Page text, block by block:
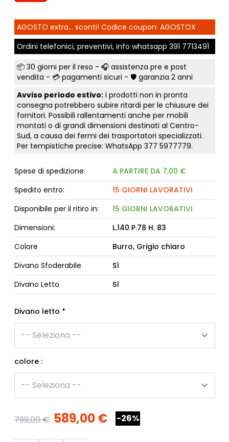
AGOSTO extra... sconti! Codice coupon: AGOSTOX
Ordini telefonici, preventivi, info whatsapp 391 7713491
📦 30 giorni per il reso - 🎧 assistenza pre e post
vendita - 💳 pagamenti sicuri - 🛡️ garanzia 2 anni
Avviso periodo estivo:i prodotti non in pronta
consegna potrebbero subire ritardi per le chiusure dei
fornitori. Possibili rallentamenti anche per mobili
montati o di grandi dimensioni destinati al Centro-
Sud, a causa dei fermi dei trasportatori specializzati.
Per tempistiche precise: WhatsApp 377 5977779.
Spese di spedizione:
A PARTIRE DA 7,00 €
Spedito entro:
15 GIORNI LAVORATIVI
Disponibile per il ritiro in:
15 GIORNI LAVORATIVI
Dimensioni:
L.140 P.78 H. 83
Colore
Burro, Grigio chiaro
Divano Sfoderabile
Sì
Divano Letto
Sì
Divano letto *
colore :
799,00 € 589,00 € -26%